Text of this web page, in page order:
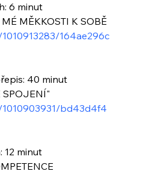
6 minut
MĚKKOSTI K SOBĚ
164ae296c
40 minut
SPOJENÍ"
bd43d4f4
12 minut